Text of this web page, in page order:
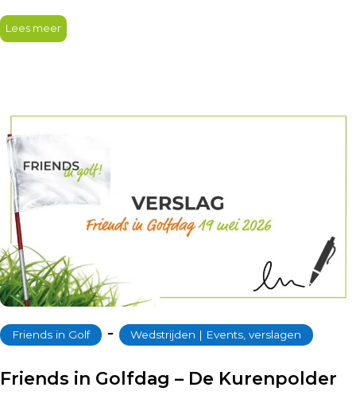
Lees meer
Friends in Golf ‐ Wedstrijden | Events, verslagen
Friends in Golfdag – De Kurenpolder